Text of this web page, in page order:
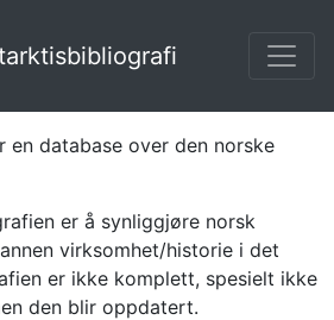
database over den norske
er å synliggjøre norsk
virksomhet/historie i det
er ikke komplett, spesielt ikke
den blir oppdatert.